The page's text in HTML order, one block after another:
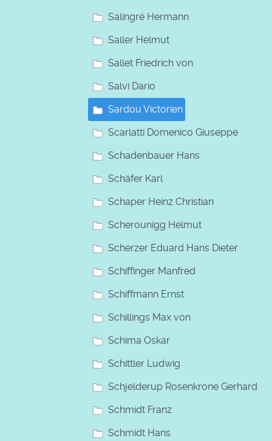
Salingré Hermann
Saller Helmut
Sallet Friedrich von
Salvi Dario
Sardou Victorien
Scarlatti Domenico Giuseppe
Schadenbauer Hans
Schäfer Karl
Schaper Heinz Christian
Scherounigg Helmut
Scherzer Eduard Hans Dieter
Schiffinger Manfred
Schiffmann Ernst
Schillings Max von
Schima Oskar
Schittler Ludwig
Schjelderup Rosenkrone Gerhard
Schmidt Franz
Schmidt Hans